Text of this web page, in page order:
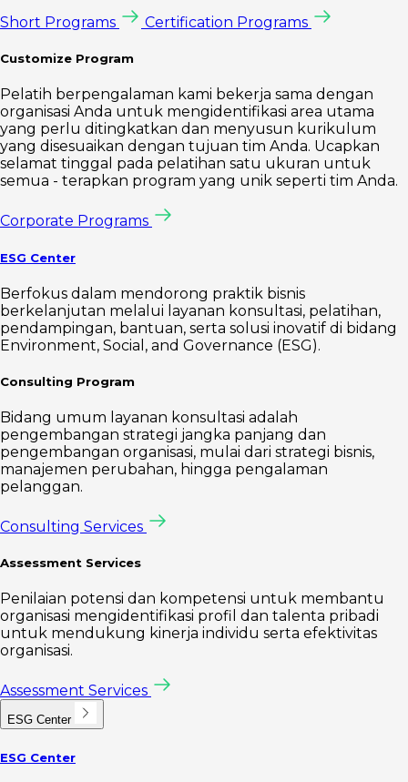
Short Programs Certification Programs
Customize Program
Pelatih berpengalaman kami bekerja sama dengan
organisasi Anda untuk mengidentifikasi area utama
yang perlu ditingkatkan dan menyusun kurikulum
yang disesuaikan dengan tujuan tim Anda. Ucapkan
selamat tinggal pada pelatihan satu ukuran untuk
semua - terapkan program yang unik seperti tim Anda.
Corporate Programs
ESG Center
Berfokus dalam mendorong praktik bisnis
berkelanjutan melalui layanan konsultasi, pelatihan,
pendampingan, bantuan, serta solusi inovatif di bidang
Environment, Social, and Governance (ESG).
Consulting Program
Bidang umum layanan konsultasi adalah
pengembangan strategi jangka panjang dan
pengembangan organisasi, mulai dari strategi bisnis,
manajemen perubahan, hingga pengalaman
pelanggan.
Consulting Services
Assessment Services
Penilaian potensi dan kompetensi untuk membantu
organisasi mengidentifikasi profil dan talenta pribadi
untuk mendukung kinerja individu serta efektivitas
organisasi.
Assessment Services
ESG Center
ESG Center